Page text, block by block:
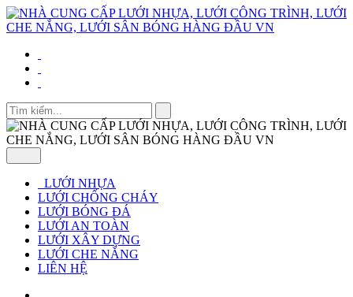
LƯỚI NHỰA
LƯỚI CHỐNG CHÁY
LƯỚI BÓNG ĐÁ
LƯỚI AN TOÀN
LƯỚI XÂY DỰNG
LƯỚI CHE NẮNG
LIÊN HỆ